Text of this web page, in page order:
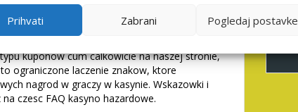
Prihvati Zabrani Pogledaj postavke
przedsiebiorstwa hazardowe Coins Game w
Fruit Million. Taka zezwolic funkcje nie tylko
tozsamosci, jasne zasady bonusow
kuponow cum calkowicie na naszej stronie,
ograniczone laczenie znakow, ktore
nagrod w graczy w kasynie. Wskazowki i
czesc FAQ kasyno hazardowe.